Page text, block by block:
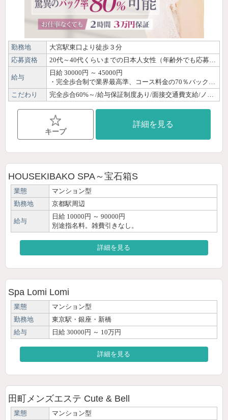
勤務地
大宮駅東口より徒歩３分
応募資格
給与
日給 30000円 ～ 45000円
こだわり
キープ
詳細を見る
HOUSEKIBAKO SPA～宝石箱S
業態
マンション型
勤務地
京都駅周辺
給与
日給 10000円 ～ 90000円
別途指名料。雑費引きなし。
詳細を見る
Spa Lomi Lomi
業態
マンション型
勤務地
東京駅・銀座・新橋
給与
日給 30000円 ～ 10万円
詳細を見る
田町メンズエステ Cute & Bell
業態
マンション型